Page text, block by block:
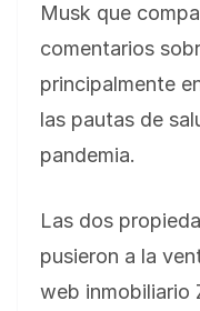
Musk que
comentarios
principalmente
las pautas de
pandemia.
Las dos
pusieron a la
web inmobiliario